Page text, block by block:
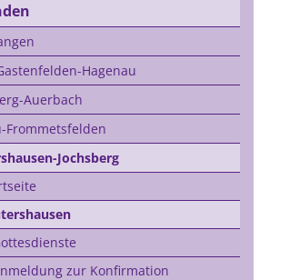
Hagenau
Auerbach
Frommetsfelden
Jochsberg
zur Konfirmation